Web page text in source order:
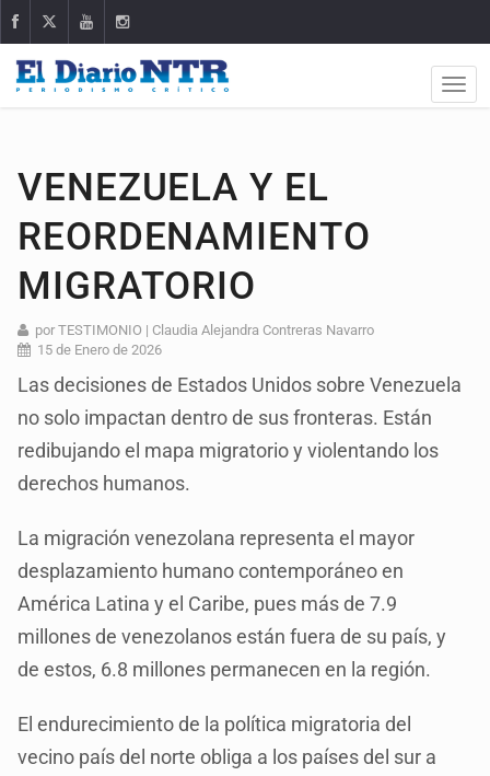
VENEZUELA Y EL
REORDENAMIENTO
MIGRATORIO
por TESTIMONIO | Claudia Alejandra Contreras Navarro
15 de Enero de 2026
Las decisiones de Estados Unidos sobre Venezuela
no solo impactan dentro de sus fronteras. Están
redibujando el mapa migratorio y violentando los
derechos humanos.
La migración venezolana representa el mayor
desplazamiento humano contemporáneo en
América Latina y el Caribe, pues más de 7.9
millones de venezolanos están fuera de su país, y
de estos, 6.8 millones permanecen en la región.
El endurecimiento de la política migratoria del
vecino país del norte obliga a los países del sur a